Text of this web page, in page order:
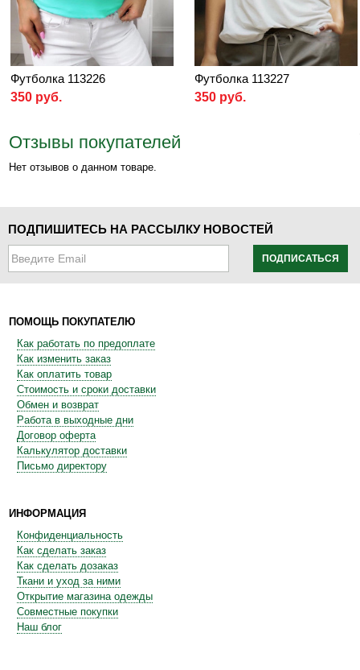
Футболка 113226
350 руб.
Футболка 113227
350 руб.
Отзывы покупателей
Нет отзывов о данном товаре.
ПОДПИШИТЕСЬ НА РАССЫЛКУ НОВОСТЕЙ
ПОДПИСАТЬСЯ
ПОМОЩЬ ПОКУПАТЕЛЮ
Как работать по предоплате
Как изменить заказ
Как оплатить товар
Стоимость и сроки доставки
Обмен и возврат
Работа в выходные дни
Договор оферта
Калькулятор доставки
Письмо директору
ИНФОРМАЦИЯ
Конфиденциальность
Как сделать заказ
Как сделать дозаказ
Ткани и уход за ними
Открытие магазина одежды
Совместные покупки
Наш блог